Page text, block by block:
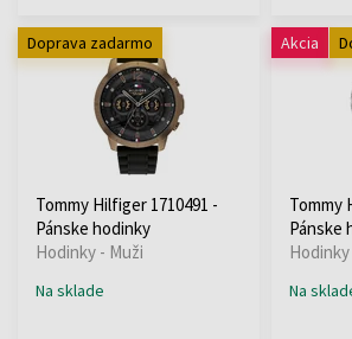
Doprava zadarmo
Tommy Hilfiger 1710491 -
Pánske hodinky
Hodinky - Muži
Na sklade
Akcia
Tommy
Pánske
Na